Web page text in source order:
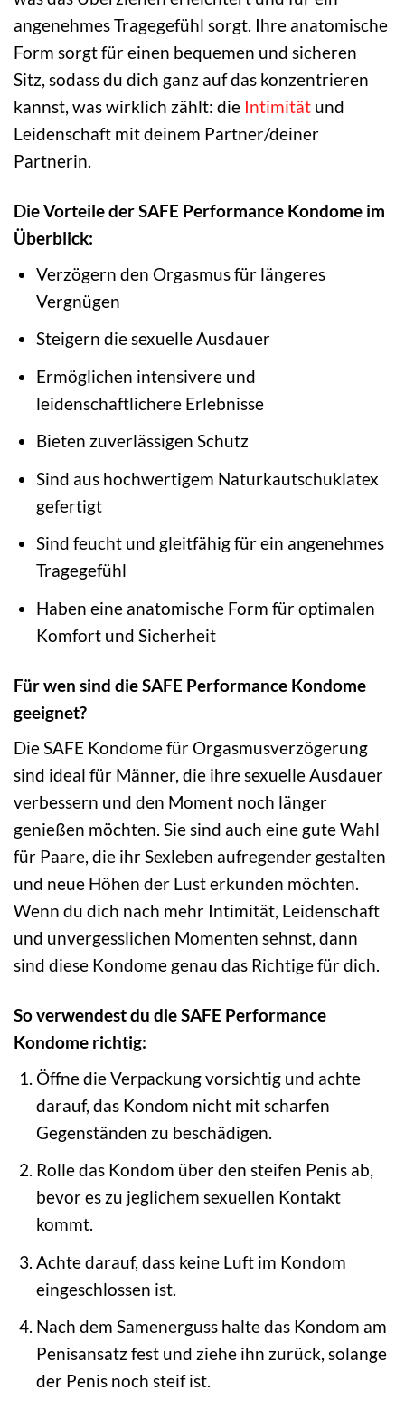
angenehmes Tragegefühl sorgt. Ihre anatomische
Form sorgt für einen bequemen und sicheren
Sitz, sodass du dich ganz auf das konzentrieren
kannst, was wirklich zählt: die Intimität und
Leidenschaft mit deinem Partner/deiner
Partnerin.
Die Vorteile der SAFE Performance Kondome im
Überblick:
Verzögern den Orgasmus für längeres
Vergnügen
Steigern die sexuelle Ausdauer
Ermöglichen intensivere und
leidenschaftlichere Erlebnisse
Bieten zuverlässigen Schutz
Sind aus hochwertigem Naturkautschuklatex
gefertigt
Sind feucht und gleitfähig für ein angenehmes
Tragegefühl
Haben eine anatomische Form für optimalen
Komfort und Sicherheit
Für wen sind die SAFE Performance Kondome
geeignet?
Die SAFE Kondome für Orgasmusverzögerung
sind ideal für Männer, die ihre sexuelle Ausdauer
verbessern und den Moment noch länger
genießen möchten. Sie sind auch eine gute Wahl
für Paare, die ihr Sexleben aufregender gestalten
und neue Höhen der Lust erkunden möchten.
Wenn du dich nach mehr Intimität, Leidenschaft
und unvergesslichen Momenten sehnst, dann
sind diese Kondome genau das Richtige für dich.
So verwendest du die SAFE Performance
Kondome richtig:
Öffne die Verpackung vorsichtig und achte
darauf, das Kondom nicht mit scharfen
Gegenständen zu beschädigen.
Rolle das Kondom über den steifen Penis ab,
bevor es zu jeglichem sexuellen Kontakt
kommt.
Achte darauf, dass keine Luft im Kondom
eingeschlossen ist.
Nach dem Samenerguss halte das Kondom am
Penisansatz fest und ziehe ihn zurück, solange
der Penis noch steif ist.